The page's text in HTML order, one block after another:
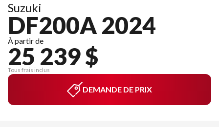
Suzuki
DF200A 2024
À partir de
25 239 $
Tous frais inclus
DEMANDE DE PRIX